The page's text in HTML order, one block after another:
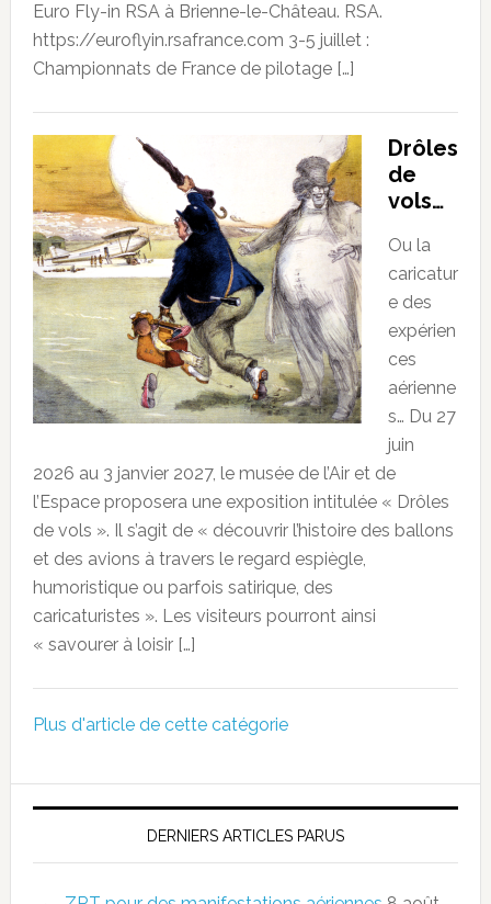
Euro Fly-in RSA à Brienne-le-Château. RSA.
https://euroflyin.rsafrance.com 3-5 juillet :
Championnats de France de pilotage […]
Drôles
de
vols…
Ou la
caricatur
e des
expérien
ces
aérienne
s… Du 27
juin
2026 au 3 janvier 2027, le musée de l’Air et de
l’Espace proposera une exposition intitulée « Drôles
de vols ». Il s’agit de « découvrir l’histoire des ballons
et des avions à travers le regard espiègle,
humoristique ou parfois satirique, des
caricaturistes ». Les visiteurs pourront ainsi
« savourer à loisir […]
Plus d'article de cette catégorie
DERNIERS ARTICLES PARUS